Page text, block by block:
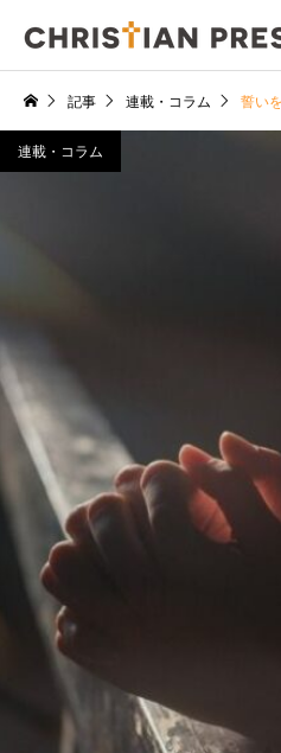
記事 連載・コラム 誓い
連載・コラム